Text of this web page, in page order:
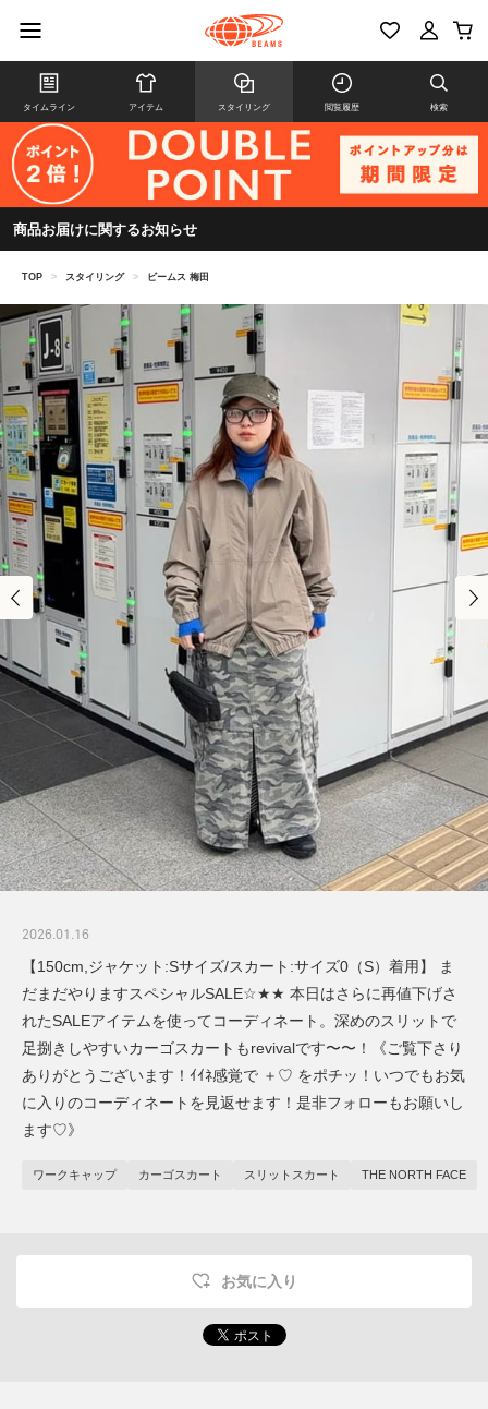
タイムライン アイテム スタイリング 閲覧履歴 検索
商品お届けに関するお知らせ
TOP > スタイリング > ビームス 梅田
2026.01.16
【150cm,ジャケット:Sサイズ/スカート:サイズ0（S）着用】 ま
だまだやりますスペシャルSALE☆★★ 本日はさらに再値下げさ
れたSALEアイテムを使ってコーディネート。深めのスリットで
足捌きしやすいカーゴスカートもrevivalです〜〜！《ご覧下さり
ありがとうございます！ｲｲﾈ感覚で ＋♡ をポチッ！いつでもお気
に入りのコーディネートを見返せます！是非フォローもお願いし
ます♡》
ワークキャップ カーゴスカート スリットスカート THE NORTH FACE
お気に入り